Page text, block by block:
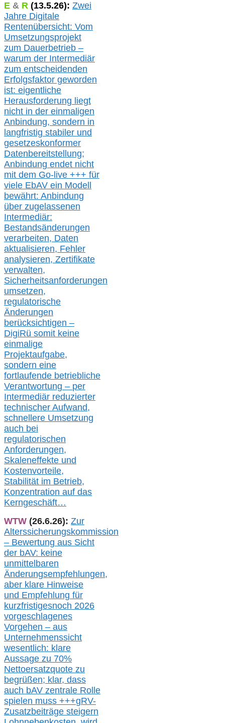
E & R (13.5.26): Zwei
Jahre Digitale
Rentenübersicht: Vom
Umsetzungsprojekt
zum Dauerbetrieb –
warum der Intermediär
zum entscheidenden
Erfolgsfaktor geworden
ist: eigentliche
Herausforderung liegt
nicht in der einmaligen
Anbindung, sondern in
langfristig stabiler und
gesetzeskonformer
Datenbereitstellung;
Anbindung endet nicht
mit dem Go-live +++ für
viele EbAV ein Modell
bewährt: Anbindung
über zugelassenen
Intermediär:
Bestandsänderungen
verarbeiten, Daten
aktualisieren, Fehler
analysieren, Zertifikate
verwalten,
Sicherheitsanforderungen
umsetzen,
regulatorische
Änderungen
berücksichtigen –
DigiRü somit keine
einmalige
Projektaufgabe,
sondern eine
fortlaufende betriebliche
Verantwortung – per
Intermediär reduzierter
technischer Aufwand,
schnellere Umsetzung
auch bei
regulatorischen
Anforderungen,
Skaleneffekte und
Kostenvorteile,
Stabilität im Betrieb,
Konzentration auf das
Kerngeschäft…
WTW (26.6.26): Zur
Alterssicherungskommission
– Bewertung aus Sicht
der bAV: keine
unmittelbaren
Änderungsempfehlungen,
aber klare Hinweise
und Empfehlung für
kurzfristigesnoch 2026
vorgeschlagenes
Vorgehen – aus
Unternehmenssicht
wesentlich: klare
Aussage zu 70%
Nettoersatzquote zu
begrüßen; klar, dass
auch bAV zentrale Rolle
spielen muss +++gRV-
Zusatzbeiträge steigern